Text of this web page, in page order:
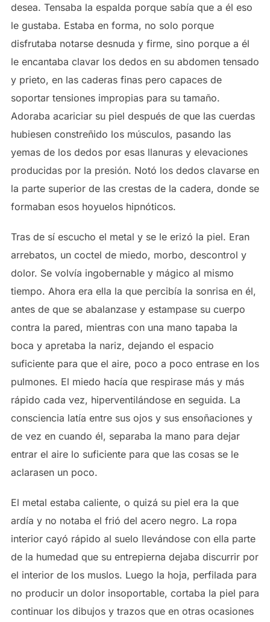
desea. Tensaba la espalda porque sabía que a él eso
le gustaba. Estaba en forma, no solo porque
disfrutaba notarse desnuda y firme, sino porque a él
le encantaba clavar los dedos en su abdomen tensado
y prieto, en las caderas finas pero capaces de
soportar tensiones impropias para su tamaño.
Adoraba acariciar su piel después de que las cuerdas
hubiesen constreñido los músculos, pasando las
yemas de los dedos por esas llanuras y elevaciones
producidas por la presión. Notó los dedos clavarse en
la parte superior de las crestas de la cadera, donde se
formaban esos hoyuelos hipnóticos.
Tras de sí escucho el metal y se le erizó la piel. Eran
arrebatos, un coctel de miedo, morbo, descontrol y
dolor. Se volvía ingobernable y mágico al mismo
tiempo. Ahora era ella la que percibía la sonrisa en él,
antes de que se abalanzase y estampase su cuerpo
contra la pared, mientras con una mano tapaba la
boca y apretaba la nariz, dejando el espacio
suficiente para que el aire, poco a poco entrase en los
pulmones. El miedo hacía que respirase más y más
rápido cada vez, hiperventilándose en seguida. La
consciencia latía entre sus ojos y sus ensoñaciones y
de vez en cuando él, separaba la mano para dejar
entrar el aire lo suficiente para que las cosas se le
aclarasen un poco.
El metal estaba caliente, o quizá su piel era la que
ardía y no notaba el frió del acero negro. La ropa
interior cayó rápido al suelo llevándose con ella parte
de la humedad que su entrepierna dejaba discurrir por
el interior de los muslos. Luego la hoja, perfilada para
no producir un dolor insoportable, cortaba la piel para
continuar los dibujos y trazos que en otras ocasiones